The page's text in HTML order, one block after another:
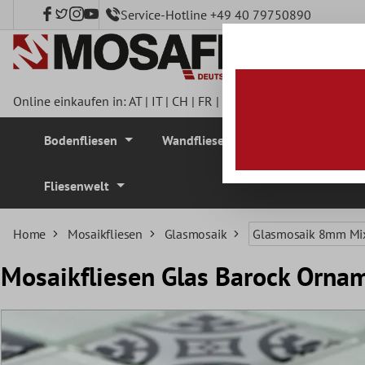
springen Service-Hotline +49 40 79750890
Online einkaufen in:AT| IT| CH | FR |
Bodenfliesen Wandfliesen
Fliesenwelt
Home Mosaikfliesen Glasmosaik Glasmosaik 8mm
Mosaikfliesen Glas Barock